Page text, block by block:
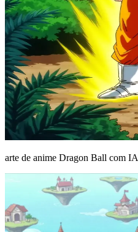
arte de anime Dragon Ball com IA